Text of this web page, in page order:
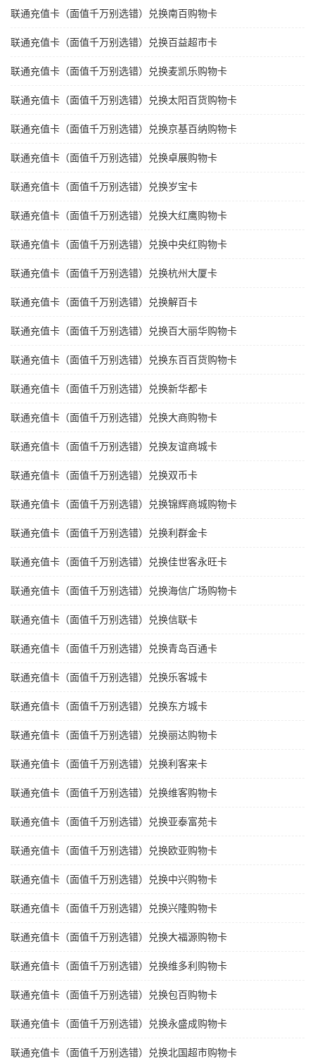
联通充值卡（面值千万别选错）兑换南百购物卡
联通充值卡（面值千万别选错）兑换百益超市卡
联通充值卡（面值千万别选错）兑换麦凯乐购物卡
联通充值卡（面值千万别选错）兑换太阳百货购物卡
联通充值卡（面值千万别选错）兑换京基百纳购物卡
联通充值卡（面值千万别选错）兑换卓展购物卡
联通充值卡（面值千万别选错）兑换岁宝卡
联通充值卡（面值千万别选错）兑换大红鹰购物卡
联通充值卡（面值千万别选错）兑换中央红购物卡
联通充值卡（面值千万别选错）兑换杭州大厦卡
联通充值卡（面值千万别选错）兑换解百卡
联通充值卡（面值千万别选错）兑换百大丽华购物卡
联通充值卡（面值千万别选错）兑换东百百货购物卡
联通充值卡（面值千万别选错）兑换新华都卡
联通充值卡（面值千万别选错）兑换大商购物卡
联通充值卡（面值千万别选错）兑换友谊商城卡
联通充值卡（面值千万别选错）兑换双币卡
联通充值卡（面值千万别选错）兑换锦辉商城购物卡
联通充值卡（面值千万别选错）兑换利群金卡
联通充值卡（面值千万别选错）兑换佳世客永旺卡
联通充值卡（面值千万别选错）兑换海信广场购物卡
联通充值卡（面值千万别选错）兑换信联卡
联通充值卡（面值千万别选错）兑换青岛百通卡
联通充值卡（面值千万别选错）兑换乐客城卡
联通充值卡（面值千万别选错）兑换东方城卡
联通充值卡（面值千万别选错）兑换丽达购物卡
联通充值卡（面值千万别选错）兑换利客来卡
联通充值卡（面值千万别选错）兑换维客购物卡
联通充值卡（面值千万别选错）兑换亚泰富苑卡
联通充值卡（面值千万别选错）兑换欧亚购物卡
联通充值卡（面值千万别选错）兑换中兴购物卡
联通充值卡（面值千万别选错）兑换兴隆购物卡
联通充值卡（面值千万别选错）兑换大福源购物卡
联通充值卡（面值千万别选错）兑换维多利购物卡
联通充值卡（面值千万别选错）兑换包百购物卡
联通充值卡（面值千万别选错）兑换永盛成购物卡
联通充值卡（面值千万别选错）兑换北国超市购物卡